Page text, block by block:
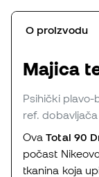
O proizvodu
Majica
Psihički
ref. dobavljača
OvaTotal 90
počast
tkanina koja